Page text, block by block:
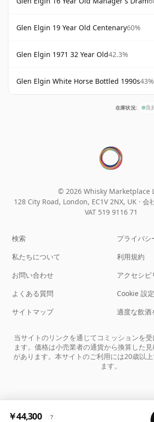
Glen Elgin 19 Year Old Centenary60%
Glen Elgin 1971 32 Year Old42.3%
Glen Elgin White Horse Bottled 1990s43%
在庫状況: 良
￥44,300 ?
© 2026 Whisky Marketplace
128 City Road, London, EC1V 2NX, UK · 会
VAT 519 9116 71
検索
私たちについて
お問い合わせ
よくある質問
サイトマップ
プライバシ
利用規約
アクセシビ
Cookie 設定
適度な飲酒
当サイトのリンクを通じてコミッションを
ます。価格は小売業者の通貨から換算した
があります。本サイトのご利用には20歳以
ます。